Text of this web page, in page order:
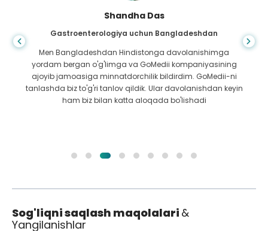
Shandha Das
Gastroenterologiya uchun Bangladeshdan
Men Bangladeshdan Hindistonga davolanishimga
yordam bergan o'g'limga va GoMedii kompaniyasining
ajoyib jamoasiga minnatdorchilik bildirdim. GoMedii-ni
tanlashda biz to'g'ri tanlov qildik. Ular davolanishdan keyin
ham biz bilan katta aloqada bo'lishadi
Sog'liqni saqlash maqolalari &
Yangilanishlar